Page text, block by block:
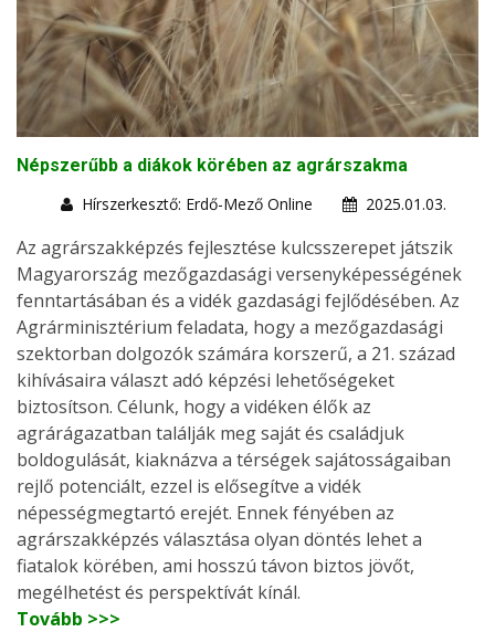
Népszerűbb a diákok körében az agrárszakma
Hírszerkesztő: Erdő-Mező Online
2025.01.03.
Az agrárszakképzés fejlesztése kulcsszerepet játszik
Magyarország mezőgazdasági versenyképességének
fenntartásában és a vidék gazdasági fejlődésében. Az
Agrárminisztérium feladata, hogy a mezőgazdasági
szektorban dolgozók számára korszerű, a 21. század
kihívásaira választ adó képzési lehetőségeket
biztosítson. Célunk, hogy a vidéken élők az
agrárágazatban találják meg saját és családjuk
boldogulását, kiaknázva a térségek sajátosságaiban
rejlő potenciált, ezzel is elősegítve a vidék
népességmegtartó erejét. Ennek fényében az
agrárszakképzés választása olyan döntés lehet a
fiatalok körében, ami hosszú távon biztos jövőt,
megélhetést és perspektívát kínál.
Tovább >>>